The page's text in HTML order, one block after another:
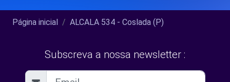
Página inicial ALCALA 534 - Coslada (P)
Subscreva a nossa newsletter :